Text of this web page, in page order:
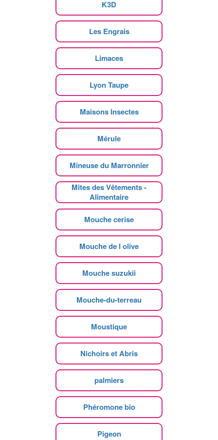
K3D
Les Engrais
Limaces
Lyon Taupe
Maisons Insectes
Mérule
Mineuse du Marronnier
Mites des Vêtements -
Alimentaire
Mouche cerise
Mouche de l olive
Mouche suzukii
Mouche-du-terreau
Moustique
Nichoirs et Abris
palmiers
Phéromone bio
Pigeon